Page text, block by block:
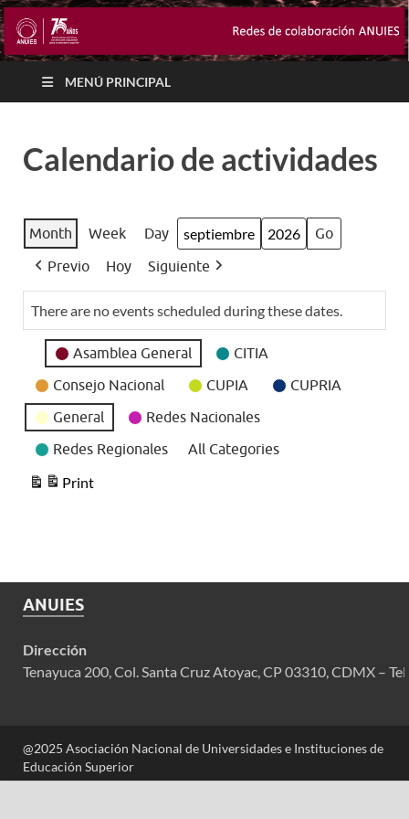
MENÚ PRINCIPAL
Calendario de actividades
Month Week Day
Month
Year
Previo Hoy Siguiente
There are no events scheduled during these dates.
Event
Categories
Asamblea General
CITIA
Consejo Nacional
CUPIA
CUPRIA
General
Redes Nacionales
Redes Regionales
All Categories
Print
View
ANUIES
Dirección
Tenayuca 200, Col. Santa Cruz Atoyac, CP 03310, CDMX –
@2025 Asociación Nacional de Universidades e Instituciones de
Educación Superior